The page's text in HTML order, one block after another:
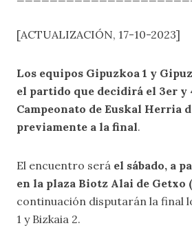
[ACTUALIZACIÓN, 17-10-2023]
Los equipos Gipuzkoa 1 y
el partido que decidirá el 3er y
Campeonato de Euskal Herria
previamente a la final.
El encuentro será el sábado, a
en la plaza Biotz Alai de Getxo
continuación disputarán la final
1 y Bizkaia 2.